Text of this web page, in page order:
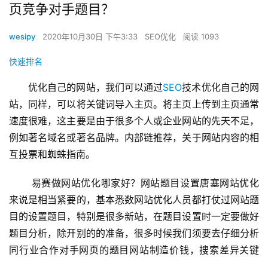
页竞争对手题目？
wesipy 2020年10月30日 下午3:33 SEO优化 阅读 1093
快速排名
优化自己的网站，我们可以通过SEO技术优化自己的网
站，同样，可以将关键词导入主页。将主页上传到主页通常
速度很难，这主要是由于很多个人或企业网站的先天不足，
例如著名域名或著名品牌。内部链推荐，关于网站内容的相
互投票和蜘蛛指南。
易赛做网站优化哪家好？网站题目设置唐塞网站优化
来说是相当紧要的，基本悉数网站优化人员都打仗过网站题
目的设置题目，特别是很多新站，在题目设置时一定要做好
题目分析，除开别的的准备，很多时候我们须要去仔细分析
同行业合作对手网页的题目网站制造价钱，搜索差异关键